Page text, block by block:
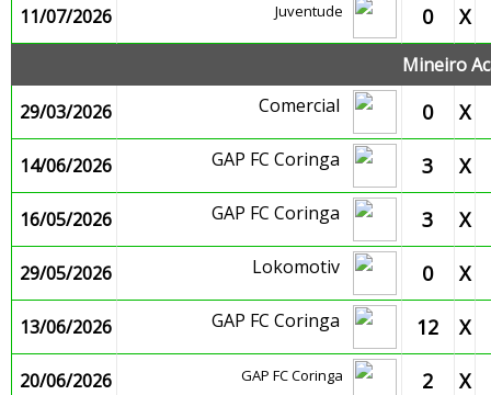
11/07/2026 Juventude 0 X
Mineiro
29/03/2026
Comercial 0 X
14/06/2026 GAP FC Coringa 3 X
16/05/2026 GAP FC Coringa 3 X
29/05/2026 Lokomotiv 0 X
13/06/2026 GAP FC Coringa 12 X
20/06/2026 GAP FC Coringa 2 X